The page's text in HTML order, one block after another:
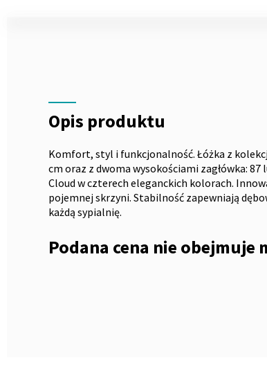
Opis produktu
Komfort, styl i funkcjonalność. Łóżka z
cm oraz z dwoma wysokościami zagłówka:
Cloud w czterech eleganckich kolorach.
pojemnej skrzyni. Stabilność zapewniają
każdą sypialnię.
Podana cena nie obejmuje